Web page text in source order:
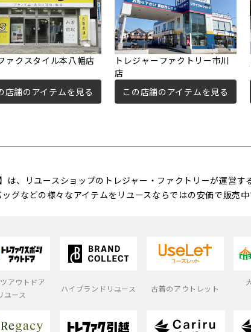
ァクスタイル本八幡店
店舗のアイテムを見る
トレジャーファクトリー市川
店
この店舗のアイテムを見る
は、リユースショップのトレジャー・ファクトリーが運営
グなどの様々なアイテムをリユースならではの安価で販売
アウトドア
ユース
ハイブランドリユース 古着のアウトレット